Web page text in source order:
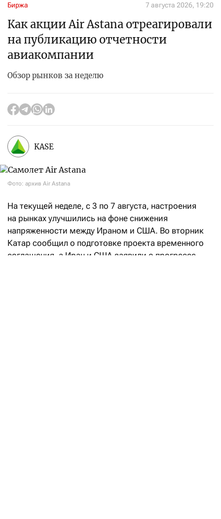
Биржа 7 августа 2026, 19:20
Как акции Air Astana отреагировали
на публикацию отчетности
авиакомпании
Обзор рынков за неделю
KASE
Фото: архив Air Astana
На текущей неделе, с 3 по 7 августа, настроения
на рынках улучшились на фоне снижения
напряженности между Ираном и США. Во вторник
Катар сообщил о подготовке проекта временного
соглашения, а Иран и США заявили о прогрессе